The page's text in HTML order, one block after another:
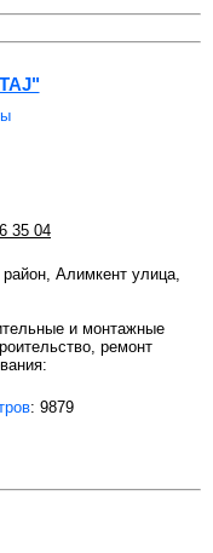
35 04
Алимкент улица,
и монтажные
ремонт
: 9879